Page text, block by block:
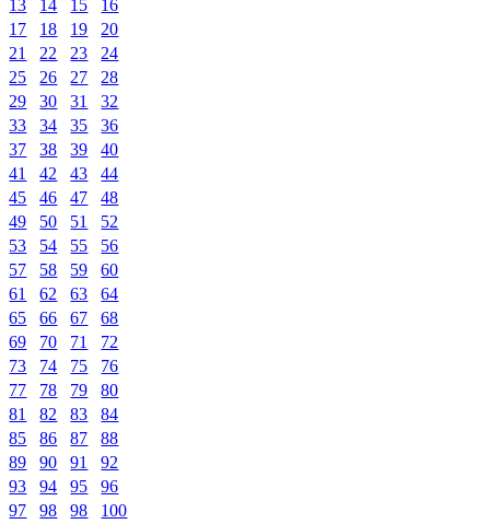
13 14 15
16
17
18 19
20
21
22 23
24
25
26 27
28
29
30 31
32
33
34 35
36
37
38 39
40
41
42 43
44
45
46 47
48
49
50 51
52
53
54 55
56
57
58 59
60
61
62 63
64
65
66 67
68
69
70 71
72
73
74 75
76
77
78 79
80
81
82 83
84
85
86 87
88
89
90 91
92
93
94 95
96
97
98 98
100